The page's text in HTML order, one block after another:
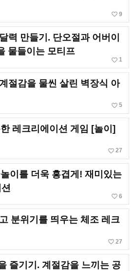
favorite_border 9
력 만들기. 단오절과 어버이
물들이는 모티프
favorite_border 1
절감을 물씬 살린 벽장식 아
favorite_border 5
레크리에이션 게임 [놀이]
favorite_border 27
이를 더욱 흥겹게! 재미있는
favorite_border 6
분위기를 띄우는 체조 레크
favorite_border 27
즐기기. 계절감을 느끼는 공